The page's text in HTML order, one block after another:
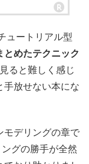
ュートリアル型
とめたテクニック
ると難しく感じ
手放せない本にな
モデリングの章で
グの勝手が全然